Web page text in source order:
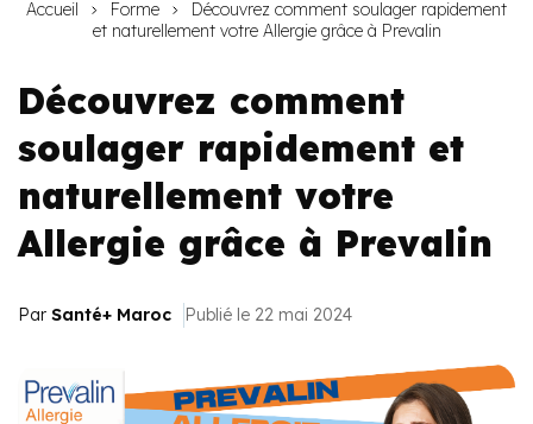
Accueil Forme
Découvrez comment soulager rapidement
et naturellement votre Allergie grâce à Prevalin
Découvrez comment
soulager rapidement et
naturellement votre
Allergie grâce à Prevalin
Par Santé+ Maroc Publié le 22 mai 2024